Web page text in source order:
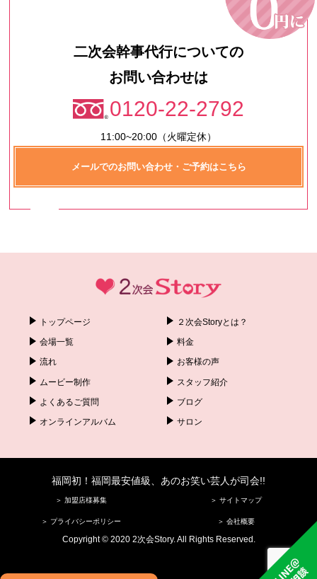
二次会幹事代行についての
お問い合わせは
0120-22-2792
11:00~20:00（火曜定休）
メールでのお問い合わせ・ご予約はこちら
トップページ ２次会Storyとは？
会場一覧 料金
流れ お客様の声
ムービー制作 スタッフ紹介
よくあるご質問 ブログ
オンラインアルバム サロン
福岡初！福岡最安値級、あのお笑い芸人が司会!!
＞ 加盟店様募集 ＞ サイトマップ
＞ プライバシーポリシー ＞ 会社概要
Copyright © 2020 2次会Story. All Rights Reserved.